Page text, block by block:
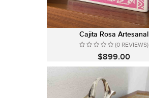
Cajita Rosa Artesanal
(0 REVIEWS)
$899.00